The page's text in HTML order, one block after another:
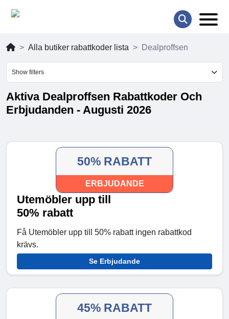
Alla butiker rabattkoder lista Dealproffsen
Show filters
Aktiva Dealproffsen Rabattkoder Och
Erbjudanden - Augusti 2026
50% RABATT
ERBJUDANDE
Utemöbler upp till
50% rabatt
Få Utemöbler upp till 50% rabatt ingen rabattkod
krävs.
Se Erbjudande
45% RABATT